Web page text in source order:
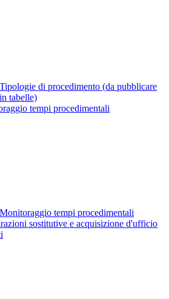
Tipologie di procedimento (da pubblicare
in tabelle)
tempi procedimentali
Monitoraggio tempi procedimentali
sostitutive e acquisizione d'ufficio